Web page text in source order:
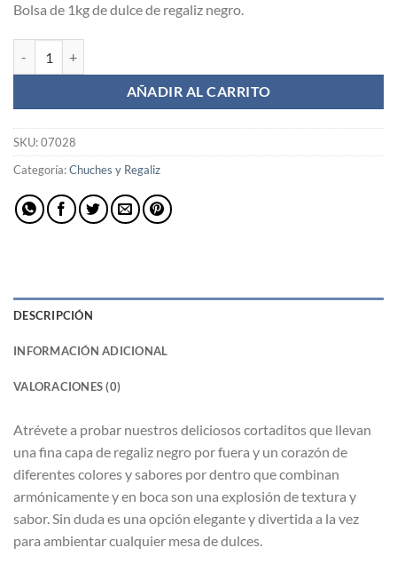
Bolsa de 1kg de dulce de regaliz negro.
AÑADIR AL CARRITO
SKU:07028
Categoría:Chuches y Regaliz
DESCRIPCIÓN
INFORMACIÓN ADICIONAL
VALORACIONES (0)
Atrévete a probar nuestros deliciosos cortaditos que llevan
una fina capa de regaliz negro por fuera y un corazón de
diferentes colores y sabores por dentro que combinan
armónicamente y en boca son una explosión de textura y
sabor. Sin duda es una opción elegante y divertida a la vez
para ambientar cualquier mesa de dulces.